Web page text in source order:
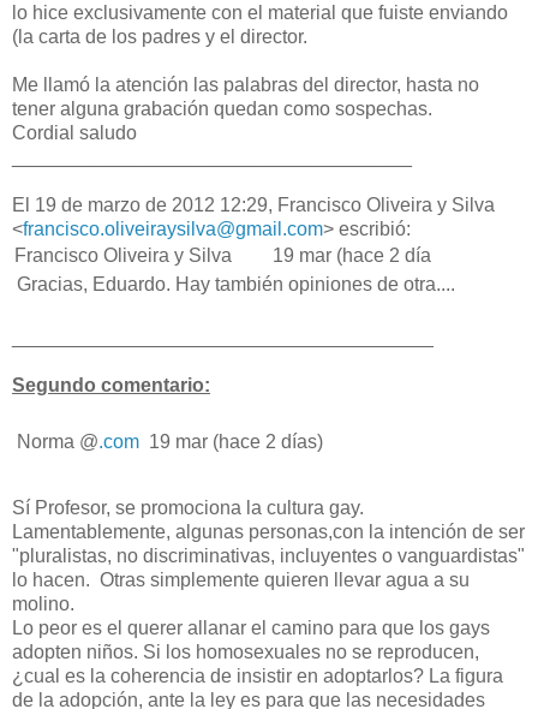
lo hice exclusivamente con el material que fuiste enviando
(la carta de los padres y el director.
Me llamó la atención las palabras del director, hasta no
tener alguna grabación quedan como sospechas.
Cordial saludo
El 19 de marzo de 2012 12:29, Francisco Oliveira y Silva
<francisco.oliveiraysilva@gmail.com> escribió:
Francisco Oliveira y Silva
19 mar (hace 2 día
Gracias, Eduardo. Hay también opiniones de otra....
Segundo comentario:
Norma @.com 19 mar (hace 2 días)
Sí Profesor, se promociona la cultura gay.
Lamentablemente, algunas personas,con la intención de ser
"pluralistas, no discriminativas, incluyentes o vanguardistas"
lo hacen. Otras simplemente quieren llevar agua a su
molino.
Lo peor es el querer allanar el camino para que los gays
adopten niños. Si los homosexuales no se reproducen,
¿cual es la coherencia de insistir en adoptarlos? La figura
de la adopción, ante la ley es para que las necesidades